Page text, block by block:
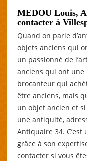
MEDOU Louis,
contacter à
Quand on parle
objets anciens qui
un passionné de
anciens qui ont une
brocanteur qui
être anciens, mais
un objet ancien et si
une antiquité,
Antiquaire 34.
grâce à son
contacter si vous